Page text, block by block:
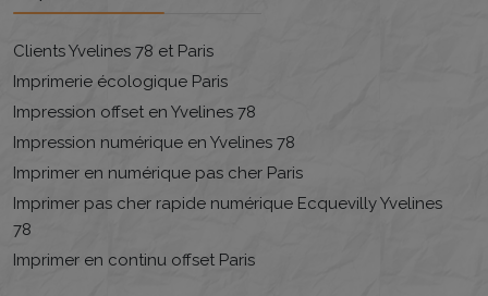
Clients Yvelines 78 et Paris
Imprimerie écologique Paris
Impression offset en Yvelines 78
Impression numérique en Yvelines 78
Imprimer en numérique pas cher Paris
Imprimer pas cher rapide numérique Ecquevilly Yvelines
78
Imprimer en continu offset Paris